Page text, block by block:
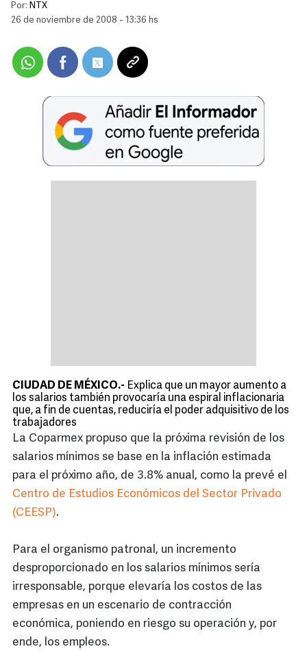
Por: NTX
26 de noviembre de 2008 - 13:36 hs
CIUDAD DE MÉXICO.- Explica que un mayor aumento a
los salarios también provocaría una espiral inflacionaria
que, a fin de cuentas, reduciría el poder adquisitivo de los
trabajadores
La Coparmex propuso que la próxima revisión de los
salarios mínimos se base en la inflación estimada
para el próximo año, de 3.8% anual, como la prevé el
Centro de Estudios Económicos del Sector Privado
(CEESP).
Para el organismo patronal, un incremento
desproporcionado en los salarios mínimos sería
irresponsable, porque elevaría los costos de las
empresas en un escenario de contracción
económica, poniendo en riesgo su operación y, por
ende, los empleos.